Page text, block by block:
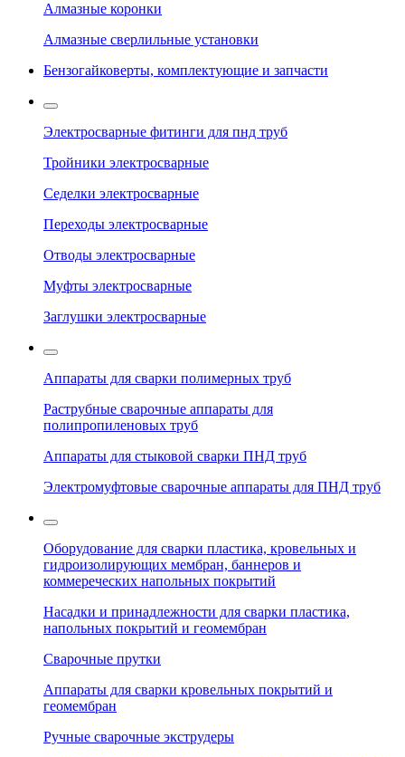
Алмазные коронки
Алмазные сверлильные установки
Бензогайковерты, комплектующие и запчасти
Электросварные фитинги для пнд труб
Тройники электросварные
Седелки электросварные
Переходы электросварные
Отводы электросварные
Муфты электросварные
Заглушки электросварные
Аппараты для сварки полимерных труб
Раструбные сварочные аппараты для
полипропиленовых труб
Аппараты для стыковой сварки ПНД труб
Электромуфтовые сварочные аппараты для ПНД труб
Оборудование для сварки пластика, кровельных и
гидроизолирующих мембран, баннеров и
коммереческих напольных покрытий
Насадки и принадлежности для сварки пластика,
напольных покрытий и геомембран
Сварочные прутки
Аппараты для сварки кровельных покрытий и
геомембран
Ручные сварочные экструдеры